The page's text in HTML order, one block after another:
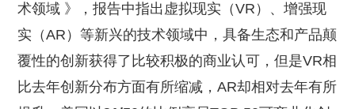
术领域 》，报告中指出虚拟现实（VR）、增强现
实（AR）等新兴的技术领域中，具备生态和产品颠
覆性的创新获得了比较积极的商业认可，但是VR相
比去年创新分布方面有所缩减，AR却相对去年有所